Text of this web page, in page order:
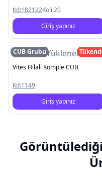
Kd:182122Koli:20
Giriş yapınız
Resim Yüklenemedi
CUB Grubu
Vites Hilali Komple CUB
Kd:1149
Giriş yapınız